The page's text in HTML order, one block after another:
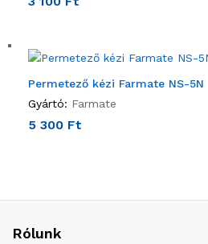
Permetező kézi Farmate NS-5N
Gyártó: Farmate
5 300 Ft
Rólunk